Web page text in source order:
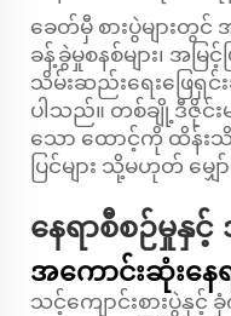
ခေတ်မှီ စားပွဲများတွ
ခန့်ခွဲမှုစနစ်များ၊ အမြ
သိမ်းဆည်းရေးဖြေရှင်
ပါသည်။ တစ်ချို့ဒီဇိုင်း
သော ထောင့်ကို ထိန်းသိ
ပြင်များ သို့မဟုတ် မျှေ
နေရာစီစဉ်မှုနှင့်
အကောင်းဆုံးနေရ
သင့်ကျောင်းစားပွဲနှ